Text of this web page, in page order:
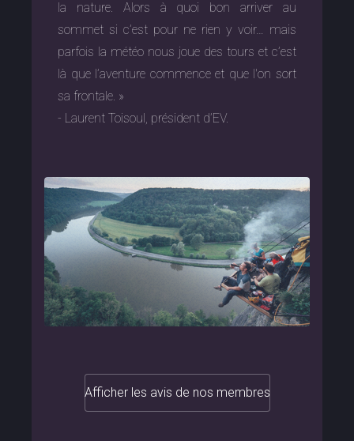
la nature. Alors à quoi bon arriver au
sommet si c’est pour ne rien y voir… mais
parfois la météo nous joue des tours et c’est
là que l’aventure commence et que l'on sort
sa frontale. »
- Laurent Toisoul, président d’EV.
Afficher les avis de nos membres